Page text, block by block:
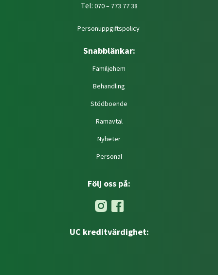
Tel: 070 – 773 77 38
Personuppgiftspolicy
Snabblänkar:
Familjehem
Behandling
Stödboende
Ramavtal
Nyheter
Personal
Följ oss på:
UC kreditvärdighet: